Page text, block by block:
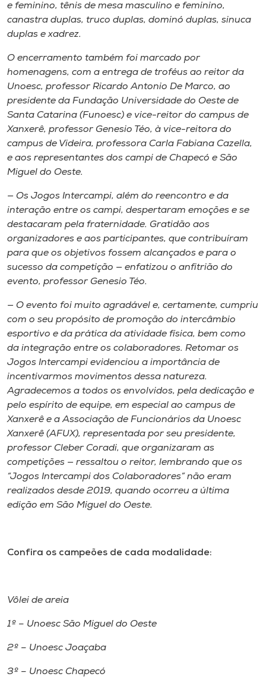
A+
A-
e feminino, tênis de mesa masculino e feminino,
canastra duplas, truco duplas, dominó duplas, sinuca
duplas e xadrez.
O encerramento também foi marcado por
homenagens, com a entrega de troféus ao reitor da
Unoesc, professor Ricardo Antonio De Marco, ao
presidente da Fundação Universidade do Oeste de
Santa Catarina (Funoesc) e vice-reitor do campus de
Xanxerê, professor Genesio Téo, à vice-reitora do
campus de Videira, professora Carla Fabiana Cazella,
e aos representantes dos campi de Chapecó e São
Miguel do Oeste.
— Os Jogos Intercampi, além do reencontro e da
interação entre os campi, despertaram emoções e se
destacaram pela fraternidade. Gratidão aos
organizadores e aos participantes, que contribuíram
para que os objetivos fossem alcançados e para o
sucesso da competição — enfatizou o anfitrião do
evento, professor Genesio Téo.
— O evento foi muito agradável e, certamente, cumpriu
com o seu propósito de promoção do intercâmbio
esportivo e da prática da atividade física, bem como
da integração entre os colaboradores. Retomar os
Jogos Intercampi evidenciou a importância de
incentivarmos movimentos dessa natureza.
Agradecemos a todos os envolvidos, pela dedicação e
pelo espírito de equipe, em especial ao campus de
Xanxerê e a Associação de Funcionários da Unoesc
Xanxerê (AFUX), representada por seu presidente,
professor Cleber Coradi, que organizaram as
competições — ressaltou o reitor, lembrando que os
“Jogos Intercampi dos Colaboradores” não eram
realizados desde 2019, quando ocorreu a última
edição em São Miguel do Oeste.
Confira os campeões de cada modalidade:
Vôlei de areia
1º – Unoesc São Miguel do Oeste
2º – Unoesc Joaçaba
3º – Unoesc Chapecó